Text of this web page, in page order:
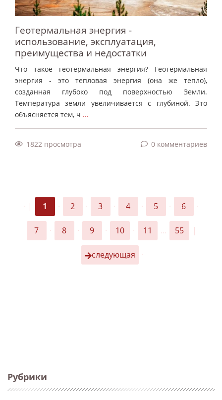
Рубрики
Геотермальная энергия -
использование, эксплуатация,
преимущества и недостатки
Что такое геотермальная энергия? Геотермальная
энергия - это тепловая энергия (она же тепло),
созданная глубоко под поверхностью Земли.
Температура земли увеличивается с глубиной. Это
объясняется тем, ч ...
1822 просмотра 0 комментариев
· | 1 · 2 · 3 · 4 · 5 · 6 ·
7 · 8 · 9 · 10 · 11 ... 55 |
следующая ·